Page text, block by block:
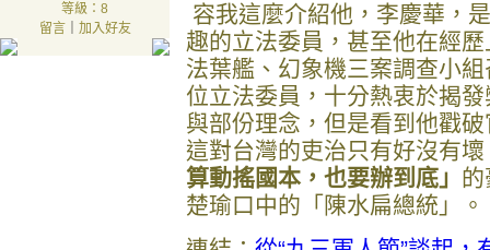
等級：8
留言｜ 加入好友
容我這麼介紹他，李慶華，
趣的立法委員，甚至他在經
法葉艦、幻象機三案調查小
位立法委員，十分熱衷於揭
與部份理念，但是看到他戳
這對台灣的吏治只有好沒有
算動搖國本，也要辦到底」
楚瑜口中的「陳水扁總統」。